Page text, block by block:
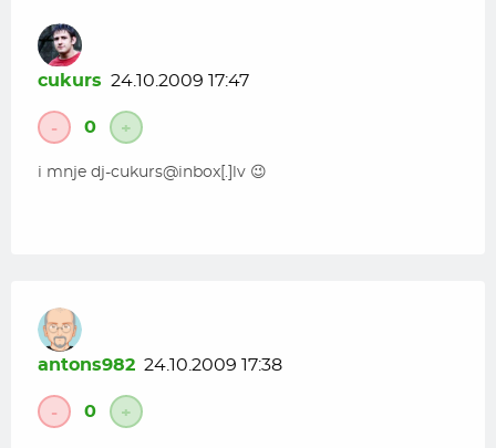
cukurs 24.10.2009 17:47
- 0 +
i mnje dj-cukurs@inbox[.]lv 😉
antons982 24.10.2009 17:38
- 0 +